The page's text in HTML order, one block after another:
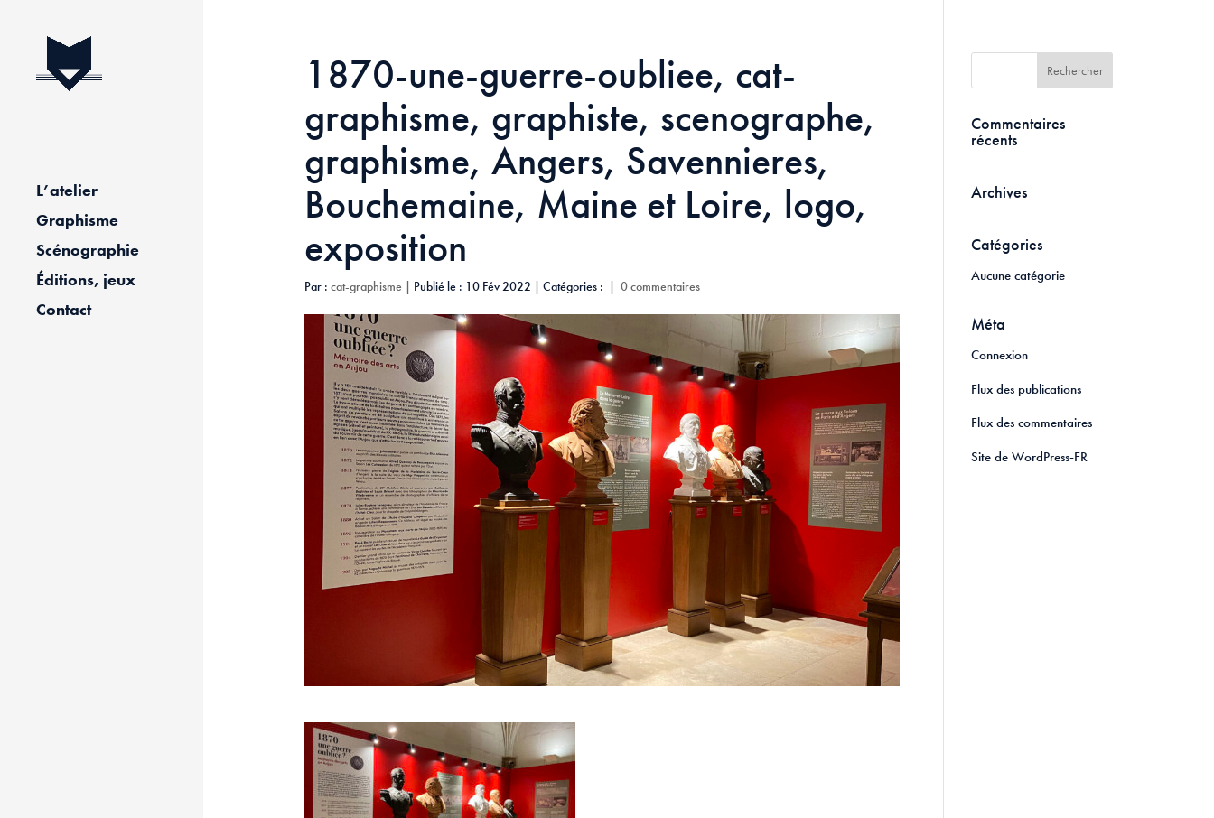
L’atelier
Graphisme
Scénographie
Éditions, jeux
Contact
1870-une-guerre-oubliee, cat-
graphisme, graphiste, scenographe,
graphisme, Angers, Savennieres,
Bouchemaine, Maine et Loire, logo,
exposition
Par : cat-graphisme | Publié le : 10 Fév 2022 | Catégories : | 0 commentaires
Commentaires
récents
Archives
Catégories
Aucune catégorie
Méta
Connexion
Flux des publications
Flux des commentaires
Site de WordPress-FR